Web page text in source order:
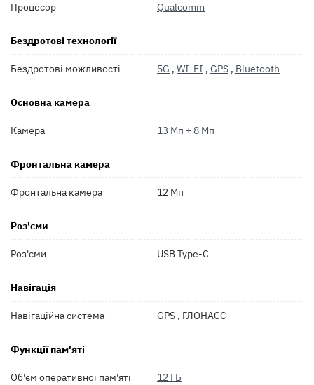
Процесор
Qualcomm
Бездротові технології
Бездротові можливості 5G , WI-FI , GPS , Bluetooth
Основна камера
Камера 13 Мп + 8 Мп
Фронтальна камера
Фронтальна камера 12 Мп
Роз'єми
Роз'єми USB Type-C
Навігація
Навігаційна система GPS , ГЛОНАСС
Функції пам'яті
Об'єм оперативної пам'яті
12 ГБ